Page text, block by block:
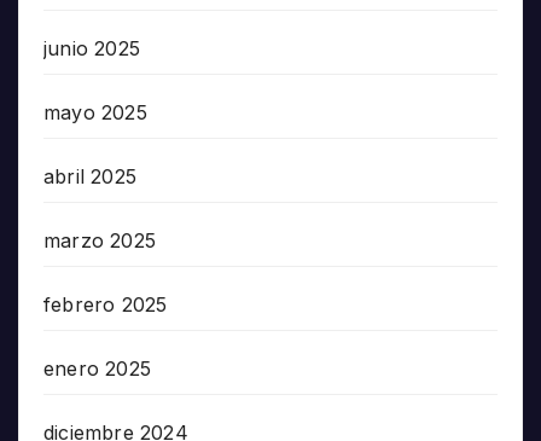
junio 2025
mayo 2025
abril 2025
marzo 2025
febrero 2025
enero 2025
diciembre 2024